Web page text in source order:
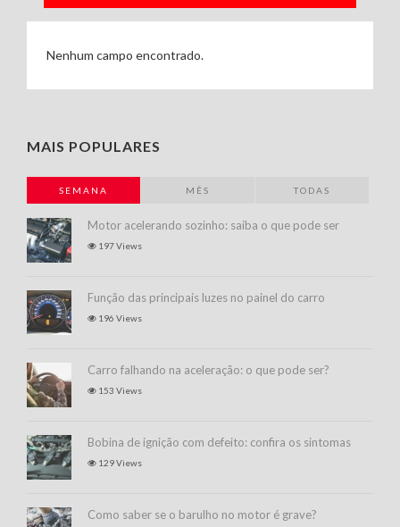
Nenhum campo encontrado.
MAIS POPULARES
SEMANA MÊS TODAS
Motor acelerando sozinho: saiba o que pode ser
197 Views
Função das principais luzes no painel do carro
196 Views
Carro falhando na aceleração: o que pode ser?
153 Views
Bobina de ignição com defeito: confira os sintomas
129 Views
Como saber se o barulho no motor é grave?